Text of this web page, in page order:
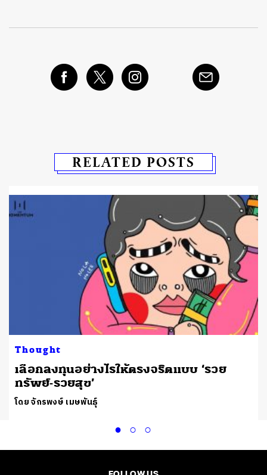
RELATED POSTS
Thought
เลือกลงทุนอย่างไรให้ตรงจริตแบบ ‘รวย
ทรัพย์-รวยสุข’
โดย จักรพงษ์ เมษพันธุ์